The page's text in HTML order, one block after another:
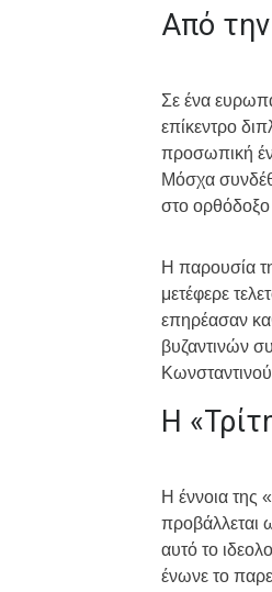
Από
Σε ένα
επίκεντρο
προσωπική
Μόσχα
στο
Η παρουσία
μετέφερε
επηρέασαν
βυζαντινών
Η
Η έννοια της
προβάλλεται
αυτό το
ένωνε το